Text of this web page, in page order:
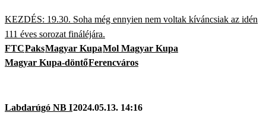
KEZDÉS: 19.30. Soha még ennyien nem voltak kíváncsiak az idén
111 éves sorozat fináléjára.
FTCPaksMagyar KupaMol Magyar Kupa
Magyar Kupa-döntőFerencváros
Labdarúgó NB I2024.05.13. 14:16